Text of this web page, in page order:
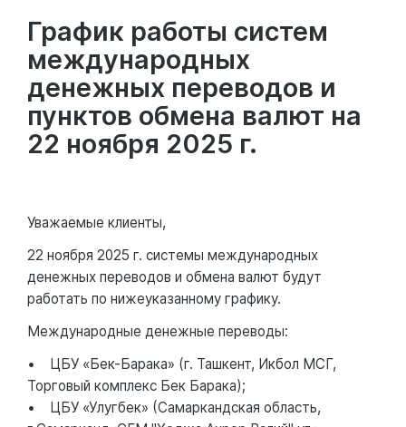
График работы систем
международных
денежных переводов и
пунктов обмена валют на
22 ноября 2025 г.
Уважаемые клиенты,
22 ноября 2025 г. системы международных
денежных переводов и обмена валют будут
работать по нижеуказанному графику.
Международные денежные переводы:
• ЦБУ «Бек-Барака» (г. Ташкент, Икбол МСГ,
Торговый комплекс Бек Барака);
• ЦБУ «Улугбек» (Самаркандская область,